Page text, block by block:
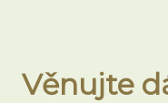
Věnujte